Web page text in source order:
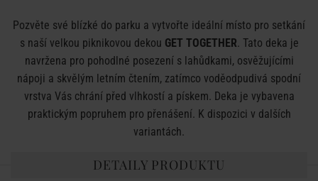
Pozvěte své blízké do parku a vytvořte ideální místo pro setkání
s naší velkou piknikovou dekou GET TOGETHER. Tato deka je
navržena pro pohodlné posezení s lahůdkami, osvěžujícími
nápoji a skvělým letním čtením, zatímco voděodpudivá spodní
vrstva Vás chrání před vlhkostí a pískem. Deka je vybavena
praktickým popruhem pro přenášení. K dispozici v dalších
variantách.
DETAILY PRODUKTU